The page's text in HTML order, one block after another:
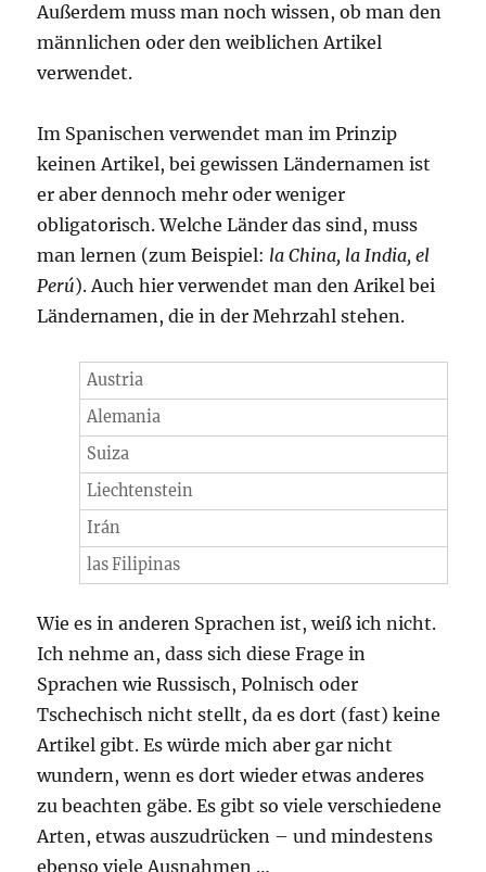
Außerdem muss man noch wissen, ob man den
männlichen oder den weiblichen Artikel
verwendet.
Im Spanischen verwendet man im Prinzip
keinen Artikel, bei gewissen Ländernamen ist
er aber dennoch mehr oder weniger
obligatorisch. Welche Länder das sind, muss
man lernen (zum Beispiel: la China, la India, el
Perú). Auch hier verwendet man den Arikel bei
Ländernamen, die in der Mehrzahl stehen.
Austria
Alemania
Suiza
Liechtenstein
Irán
las Filipinas
Wie es in anderen Sprachen ist, weiß ich nicht.
Ich nehme an, dass sich diese Frage in
Sprachen wie Russisch, Polnisch oder
Tschechisch nicht stellt, da es dort (fast) keine
Artikel gibt. Es würde mich aber gar nicht
wundern, wenn es dort wieder etwas anderes
zu beachten gäbe. Es gibt so viele verschiedene
Arten, etwas auszudrücken – und mindestens
ebenso viele Ausnahmen …